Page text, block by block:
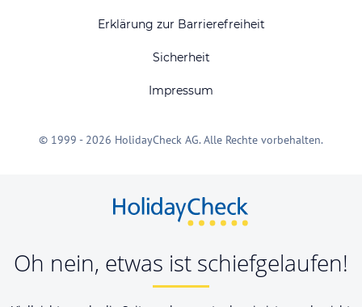
Erklärung zur Barrierefreiheit
Sicherheit
Impressum
© 1999 - 2026 HolidayCheck AG. Alle Rechte vorbehalten.
Oh nein, etwas ist schiefgelaufen!